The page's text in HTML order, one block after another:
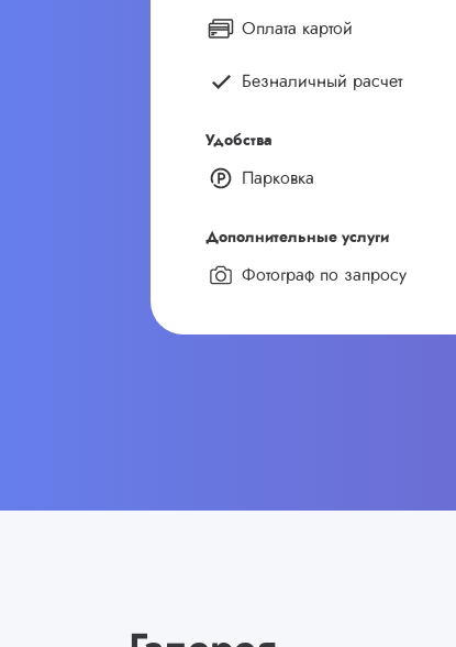
Оплата картой
Безналичный расчет
Удобства
Парковка
Дополнительные услуги
Фотограф по запросу